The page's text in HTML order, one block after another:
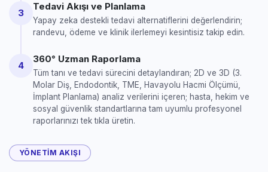
3
Tedavi Akışı ve Planlama
Yapay zeka destekli tedavi alternatiflerini değerlendirin;
randevu, ödeme ve klinik ilerlemeyi kesintisiz takip edin.
4
360° Uzman Raporlama
Tüm tanı ve tedavi sürecini detaylandıran; 2D ve 3D (3.
Molar Diş, Endodontik, TME, Havayolu Hacmi Ölçümü,
İmplant Planlama) analiz verilerini içeren; hasta, hekim ve
sosyal güvenlik standartlarına tam uyumlu profesyonel
raporlarınızı tek tıkla üretin.
YÖNETIM AKIŞI